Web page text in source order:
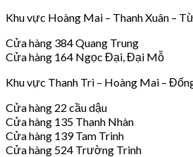
Khu vực Hoàng Mai – Thanh Xuân –
Cửa hàng 384 Quang Trung
Cửa hàng 164 Ngọc Đại, Đại Mỗ
Khu vực Thanh Trì – Hoàng Mai –
Cửa hàng 22 cầu dậu
Cửa hàng 135 Thanh Nhàn
Cửa hàng 139 Tam Trinh
Cửa hàng 524 Trường Trinh